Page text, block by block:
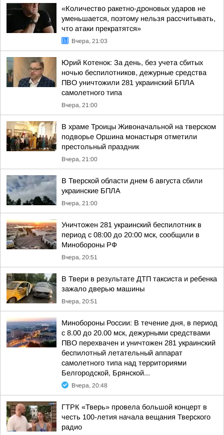
«Количество ракетно-дроновых ударов не
уменьшается, поэтому нельзя рассчитывать,
что атаки прекратятся»
Вчера, 21:03
Юрий Котенок: За день, без учета сбитых
ночью беспилотников, дежурные средства
ПВО уничтожили 281 украинский БПЛА
самолетного типа
Вчера, 21:00
В храме Троицы Живоначальной на тверском
подворье Оршина монастыря отметили
престольный праздник
Вчера, 21:00
В Тверской области днем 6 августа сбили
украинские БПЛА
Вчера, 21:00
Уничтожен 281 украинский беспилотник в
период с 08:00 до 20:00 мск, сообщили в
Минобороны РФ
Вчера, 20:51
В Твери в результате ДТП таксиста и ребенка
зажало дверью машины
Вчера, 20:51
Минобороны России: В течение дня, в период
с 8.00 до 20.00 мск, дежурными средствами
ПВО перехвачен и уничтожен 281 украинский
беспилотный летательный аппарат
самолетного типа над территориями
Белгородской, Брянской...
Вчера, 20:48
ГТРК «Тверь» провела большой концерт в
честь 100-летия начала вещания Тверского
радио